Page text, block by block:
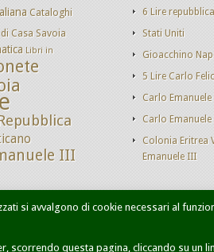
Cataloghi
Casa Savoia
Libri in
III
6 Lire
Stati Uniti
Gioacchino
5 Lire Carlo
Carlo
Carlo
Colonia Eritrea
Emanuele III
Dove siamo Monete Casa
si avvalgono di cookie necessari al
scorrendo questa pagina, cliccando su un